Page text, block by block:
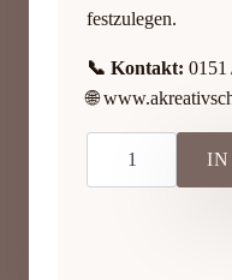
festzulegen.
📞 Kontakt: 0151
🌐
Bellybowl
IN